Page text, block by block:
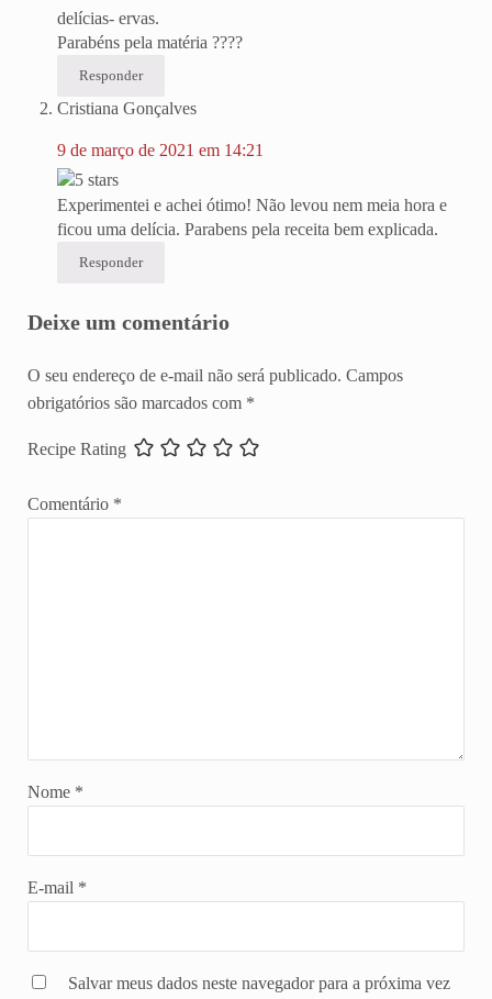
delícias- ervas.
Parabéns pela matéria ????
Responder
Cristiana Gonçalves
9 de março de 2021 em 14:21
Experimentei e achei ótimo! Não levou nem meia hora e
ficou uma delícia. Parabens pela receita bem explicada.
Responder
Deixe um comentário
O seu endereço de e-mail não será publicado. Campos
obrigatórios são marcados com *
Recipe Rating
Comentário *
Nome *
E-mail *
Salvar meus dados neste navegador para a próxima vez